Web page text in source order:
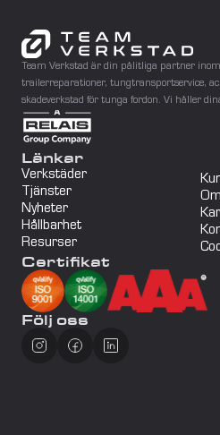
Team Verkstad är din pålitliga partner
trailerreparationer, tungtransportservice,
skadeverkstad för tunga fordon. Vi håller
Länkar
Verkstäder
Tjänster
Nyheter
Hållbarhet
Resurser
Certifikat
Följ oss